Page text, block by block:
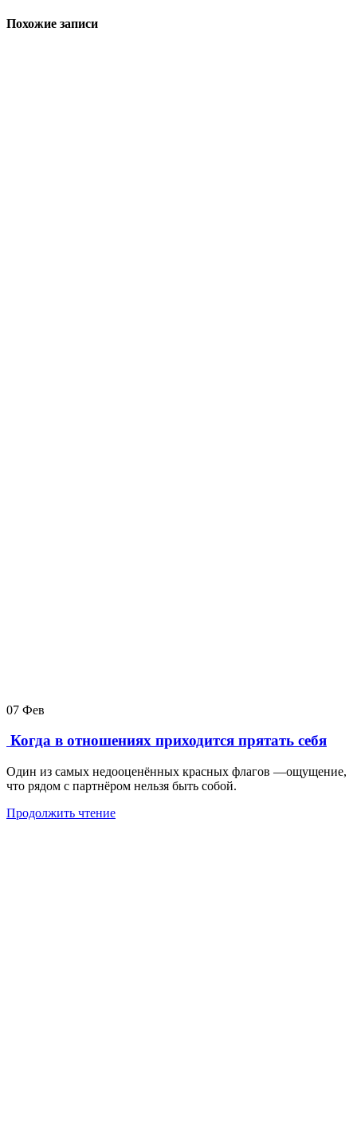
Похожие записи
07 Фев
Когда в отношениях приходится прятать себя
Один из самых недооценённых красных флагов —ощущение,
что рядом с партнёром нельзя быть собой.
Продолжить чтение